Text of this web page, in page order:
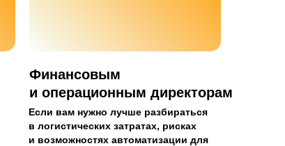
Финансовым
и операционным директорам
Если вам нужно лучше разбираться
в логистических затратах, рисках
и возможностях автоматизации для